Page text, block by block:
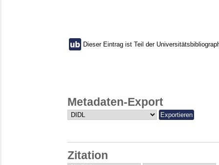
Dieser Eintrag ist Teil der
Metadaten-Export
Zitation